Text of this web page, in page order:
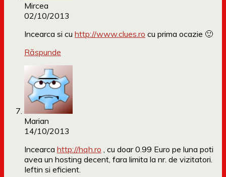
Mircea
02/10/2013
Incearca si cu http://www.clues.ro cu prima ocazie 🙂
Răspunde
Marian
14/10/2013
Incearca http://hqh.ro , cu doar 0.99 Euro pe luna poti
avea un hosting decent, fara limita la nr. de vizitatori.
Ieftin si eficient.